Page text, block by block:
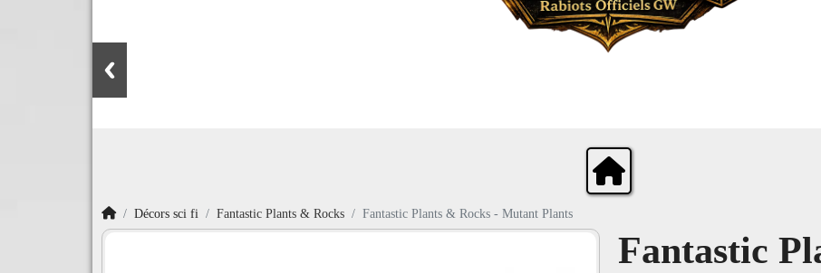
AccueilDécors sci fi Fantastic Plants & Rocks Fantastic Plants & Rocks - Mutant Plants
Fantastic